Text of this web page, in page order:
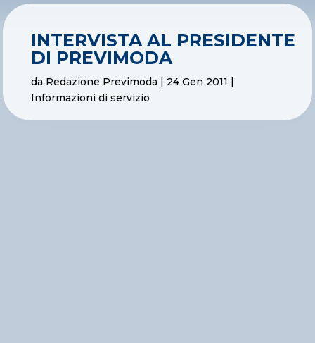
INTERVISTA AL PRESIDENTE
DI PREVIMODA
da Redazione Previmoda | 24 Gen 2011 |
Informazioni di servizio